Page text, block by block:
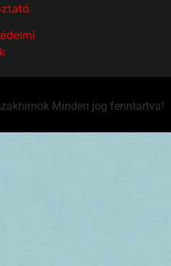
Minden jog fenntartva!